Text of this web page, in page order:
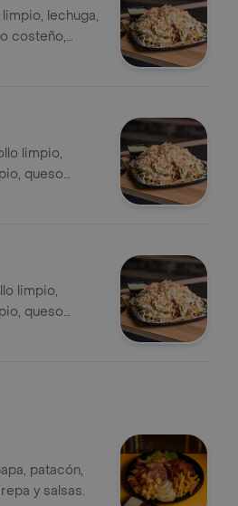
lechuga,
costeño,
limpio,
queso
limpio,
queso
patacón,
y salsas.